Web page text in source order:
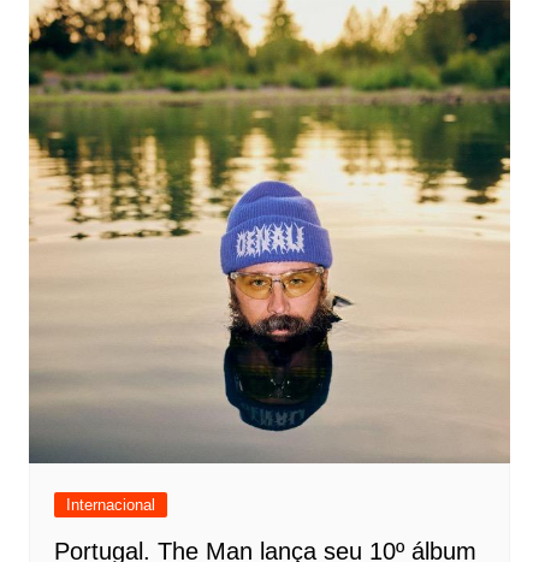
Internacional
Portugal. The Man lança seu 10º álbum